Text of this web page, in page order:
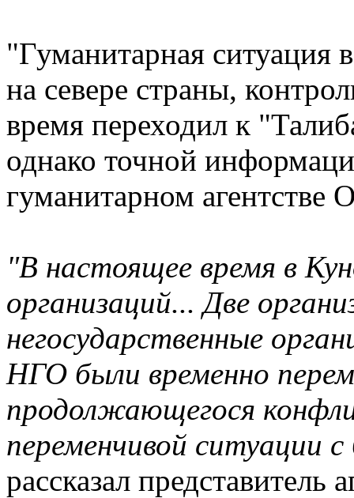
"Гуманитарная ситуация
на севере страны,
время переходил к
однако точной
гуманитарном агентстве
"В настоящее время в
организаций... Две
негосударственные
НГО были временно
продолжающегося
переменчивой ситуации
рассказал представитель